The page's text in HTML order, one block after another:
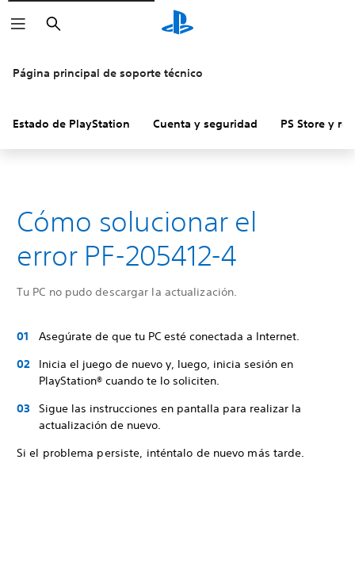
Buscar
Página principal de soporte técnico
Estado de PlayStation Cuenta y seguridad PS Store y
Cómo solucionar el
error PF-205412-4
Tu PC no pudo descargar la actualización.
Asegúrate de que tu PC esté conectada a Internet.
Inicia el juego de nuevo y, luego, inicia sesión en
PlayStation® cuando te lo soliciten.
Sigue las instrucciones en pantalla para realizar la
actualización de nuevo.
Si el problema persiste, inténtalo de nuevo más tarde.